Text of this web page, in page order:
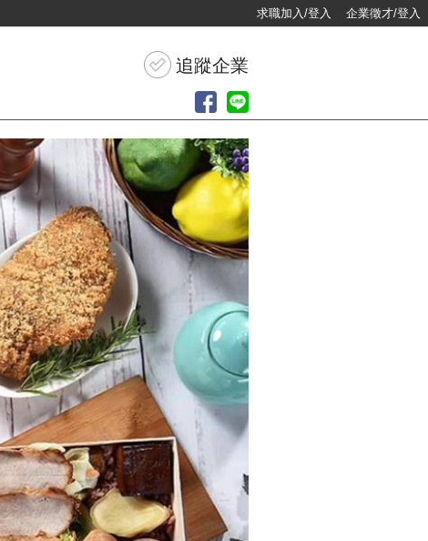
求職加入/登入 企業徵才/登入